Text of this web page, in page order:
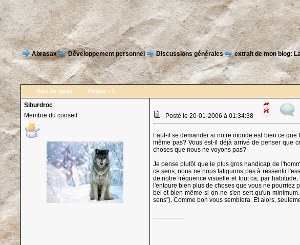
Abrasax Développement personnel Discussions générales extrait de mon blog:
Bas de page Pages : 1
Siburdroc
Membre du conseil
Posté le 20-01-2006 à 01:34:38
Faut-il se demander si notre monde est bien ce
même pas? Vous est-il déjà arrivé de penser que
choses que nous ne voyons pas?
Je pense plutôt que le plus gros handicap de
ce sens, nous ne nous fatiguons pas à ressentir
de notre fréquence visuelle et tout ca, par
l'entoure bien plus de choses que vous ne pourriez
bel et bien même si on ne s'en sert qu'un
sens"). Comme bon vous semblera. Et alors,
--------------------